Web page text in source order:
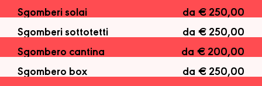
Sgomberi solai
da € 250,00
Sgomberi sottotetti
da € 250,00
Sgombero cantina
da € 200,00
Sgombero box
da € 250,00